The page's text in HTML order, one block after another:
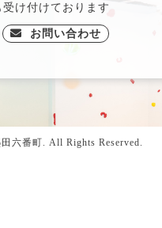
け付けております
お問い合わせ
六番町. All Rights Reserved.